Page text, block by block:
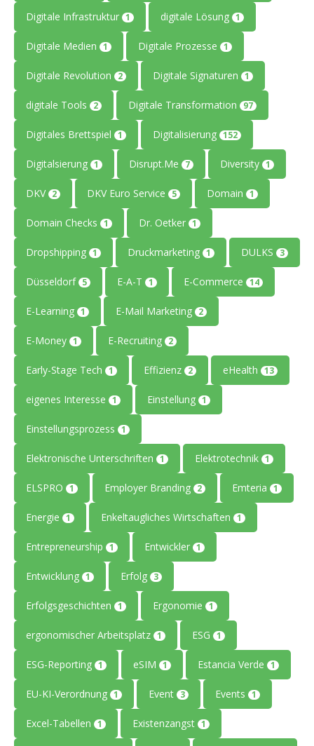
Digitale Infrastruktur 1 digitale Lösung 1
Digitale Medien 1 Digitale Prozesse 1
Digitale Revolution 2 Digitale Signaturen 1
digitale Tools 2 Digitale Transformation 97
Digitales Brettspiel 1 Digitalisierung 152
Digitalsierung 1 Disrupt.Me 7 Diversity 1
DKV 2 DKV Euro Service 5 Domain 1
Domain Checks 1 Dr. Oetker 1
Dropshipping 1 Druckmarketing 1 DULKS 3
Düsseldorf 5 E-A-T 1 E-Commerce 14
E-Learning 1 E-Mail Marketing 2
E-Money 1 E-Recruiting 2
Early-Stage Tech 1 Effizienz 2 eHealth 13
eigenes Interesse 1 Einstellung 1
Einstellungsprozess 1
Elektronische Unterschriften 1 Elektrotechnik 1
ELSPRO 1 Employer Branding 2 Emteria 1
Energie 1 Enkeltaugliches Wirtschaften 1
Entrepreneurship 1 Entwickler 1
Entwicklung 1 Erfolg 3
Erfolgsgeschichten 1 Ergonomie 1
ergonomischer Arbeitsplatz 1 ESG 1
ESG-Reporting 1 eSIM 1 Estancia Verde 1
EU-KI-Verordnung 1 Event 3 Events 1
Excel-Tabellen 1 Existenzangst 1